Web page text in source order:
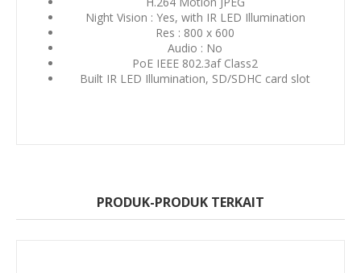
Night Vision : Yes, with IR LED Illumination
Res : 800 x 600
Audio : No
PoE IEEE 802.3af Class2
Built IR LED Illumination, SD/SDHC card slot
PRODUK-PRODUK TERKAIT